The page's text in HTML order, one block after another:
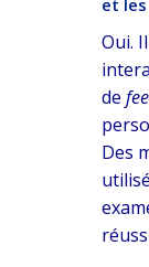
et
Oui.
de
Des